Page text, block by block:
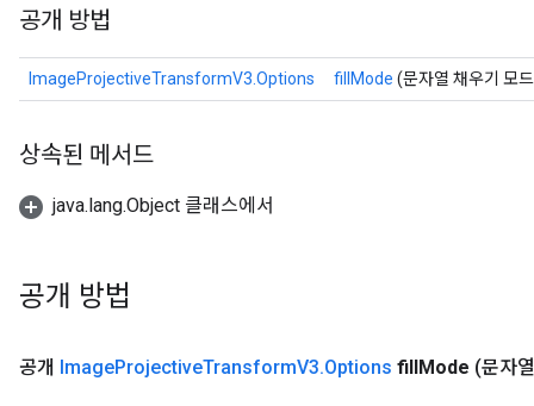
공개 방법
ImageProjectiveTransformV3.Options fillMode (문자열 채우기 모
상속된 메서드
java.lang.Object 클래스에서
공개 방법
공개 ImageProjectiveTransformV3.Options fillMode (문자